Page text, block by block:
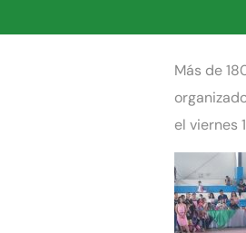
Más de
el viernes